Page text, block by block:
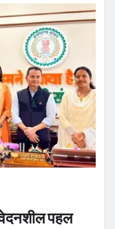
पहल